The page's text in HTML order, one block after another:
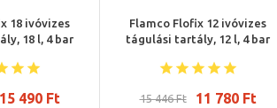
18 ivóvizes
18 l, 4 bar
15 490 Ft
Flamco Flofix 12 ivóvizes
tágulási tartály, 12 l, 4 bar
15 446 Ft 11 780 Ft